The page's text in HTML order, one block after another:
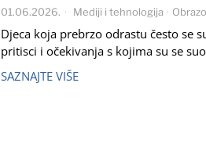
01.06.2026. Mediji i tehnologija ·
Djeca koja prebrzo odrastu često se
pritisci i očekivanja s kojima su se
SAZNAJTE VIŠE